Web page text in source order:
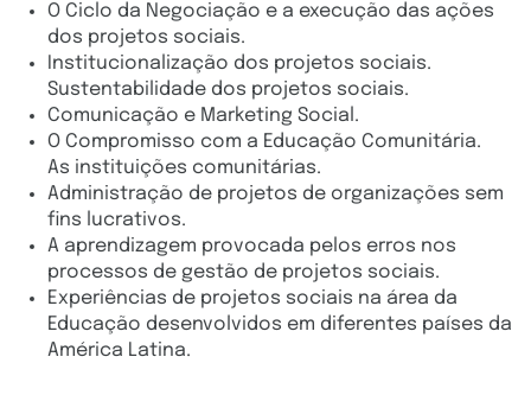
O Ciclo da Negociação e a execução das ações
dos projetos sociais.
Institucionalização dos projetos sociais.
Sustentabilidade dos projetos sociais.
Comunicação e Marketing Social.
O Compromisso com a Educação Comunitária.
As instituições comunitárias.
Administração de projetos de organizações sem
fins lucrativos.
A aprendizagem provocada pelos erros nos
processos de gestão de projetos sociais.
Experiências de projetos sociais na área da
Educação desenvolvidos em diferentes países da
América Latina.